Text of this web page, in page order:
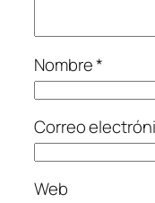
Nombre*
Correo
Web